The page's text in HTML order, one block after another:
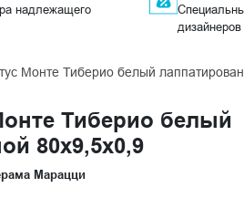
надлежащего
Монте Тиберио белый
Тиберио белый
80x9,5x0,9
Марацци